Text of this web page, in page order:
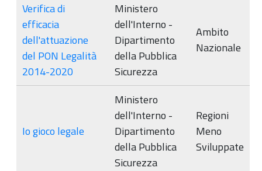
Verifica di
efficacia
dell'attuazione
del PON Legalità
2014-2020
Ministero
dell'Interno -
Dipartimento
della Pubblica
Sicurezza
Ambito
Nazionale
Io gioco legale
Ministero
dell'Interno -
Dipartimento
della Pubblica
Sicurezza
Regioni
Meno
Sviluppate